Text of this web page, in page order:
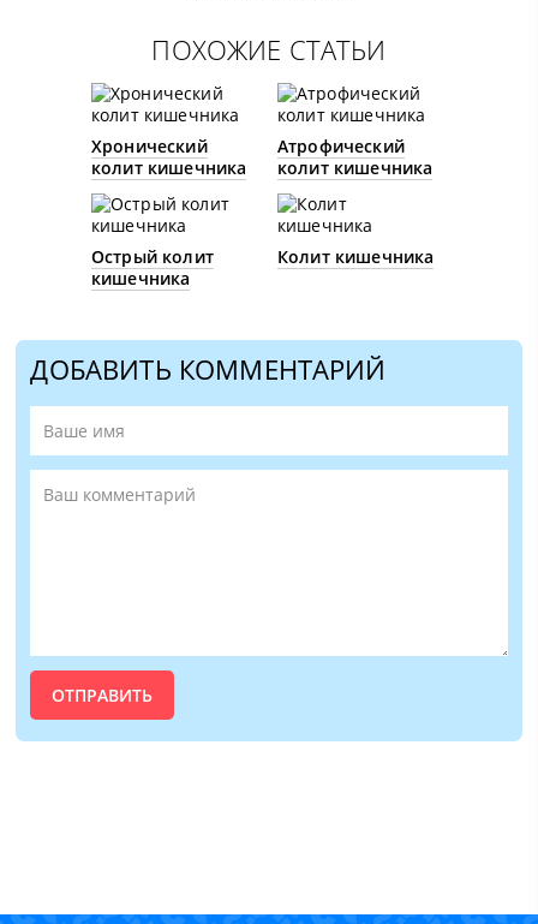
ПОХОЖИЕ СТАТЬИ
Хронический
колит кишечника
Атрофический
колит кишечника
Острый колит
кишечника
Колит кишечника
ДОБАВИТЬ КОММЕНТАРИЙ